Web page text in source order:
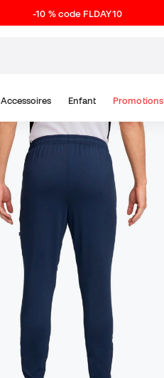
-10 % code FLDAY10
Accessoires Enfant Promotions